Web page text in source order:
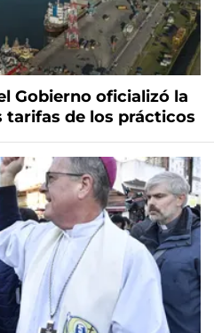
Gobierno oficializó la
tarifas de los prácticos